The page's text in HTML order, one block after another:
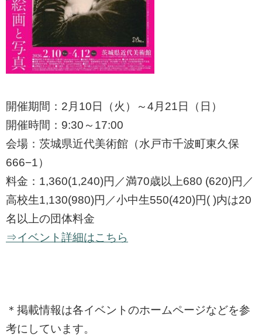
開催期間：2月10日（火）～4月21日（日）
開催時間：9:30～17:00
会場：茨城県近代美術館（水戸市千波町東久保
666−1）
料金：1,360(1,240)円／満70歳以上680 (620)円／
高校生1,130(980)円／小中生550(420)円( )内は20
名以上の団体料金
⇒イベント詳細はこちら
＊掲載情報は各イベントのホームページなどを参
考にしています。